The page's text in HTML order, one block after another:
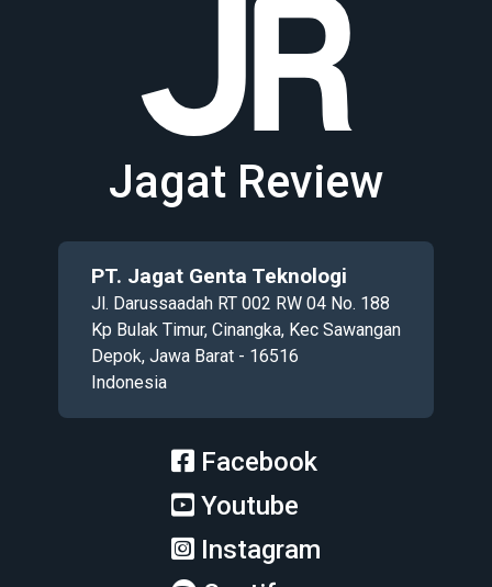
Jagat Review
PT. Jagat Genta Teknologi
Jl. Darussaadah RT 002 RW 04 No. 188
Kp Bulak Timur, Cinangka, Kec Sawangan
Depok, Jawa Barat - 16516
Indonesia
Facebook
Youtube
Instagram